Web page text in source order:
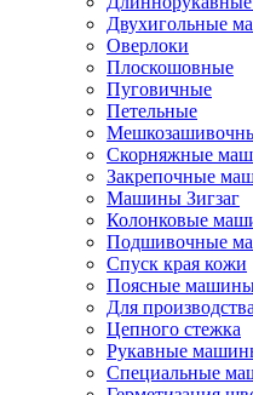
Двухигольные
Оверлоки
Плоскошовные
Пуговичные
Петельные
Скорняжные
Закрепочные
Машины Зигзаг
Колонковые
Подшивочные
Спуск края кожи
Поясные
Для
Цепного стежка
Рукавные
Специальные